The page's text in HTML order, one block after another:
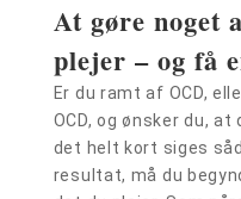
At gøre noget
plejer – og få
Er du ramt af OCD,
OCD, og ønsker du,
det helt kort siges
resultat, må du